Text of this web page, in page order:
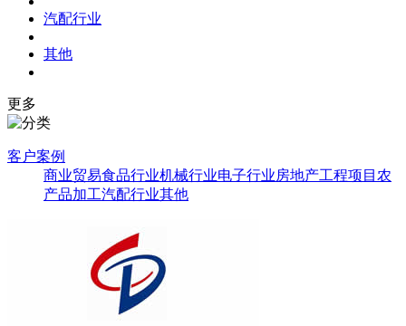
汽配行业
其他
更多
客户案例
商业贸易食品行业机械行业电子行业房地产工程项目 农
产品加工汽配行业其他